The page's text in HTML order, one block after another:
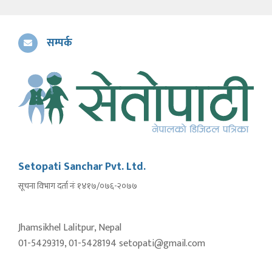
सम्पर्क
Setopati Sanchar Pvt. Ltd.
सूचना विभाग दर्ता नंः १४१७/०७६-२०७७
Jhamsikhel Lalitpur, Nepal
01-5429319, 01-5428194 setopati@gmail.com